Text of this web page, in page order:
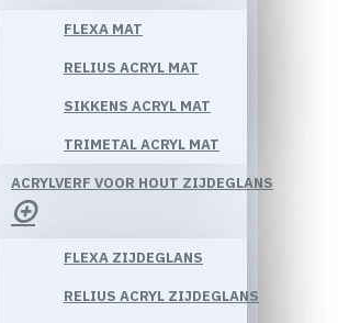
FLEXA MAT
RELIUS ACRYL MAT
SIKKENS ACRYL MAT
TRIMETAL ACRYL MAT
ACRYLVERF VOOR HOUT ZIJDEGLANS
FLEXA ZIJDEGLANS
RELIUS ACRYL ZIJDEGLANS